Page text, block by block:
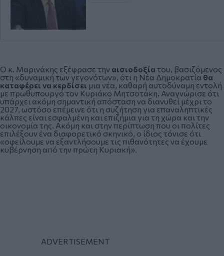
Ο κ. Μαρινάκης εξέφρασε την αισιοδοξία του, βασιζόμενος
στη «δυναμική των γεγονότων», ότι η Νέα Δημοκρατία θα
καταφέρει να κερδίσει μια νέα, καθαρή αυτοδύναμη εντολή
με πρωθυπουργό τον Κυριάκο Μητσοτάκη. Αναγνώρισε ότι
υπάρχει ακόμη σημαντική απόσταση να διανυθεί μέχρι το
2027, ωστόσο επέμεινε ότι η συζήτηση για επαναληπτικές
κάλπες είναι εσφαλμένη και επιζήμια για τη χώρα και την
οικονομία της. Ακόμη και στην περίπτωση που οι πολίτες
επιλέξουν ένα διαφορετικό σκηνικό, ο ίδιος τόνισε ότι
«οφείλουμε να εξαντλήσουμε τις πιθανότητες να έχουμε
κυβέρνηση από την πρώτη Κυριακή».